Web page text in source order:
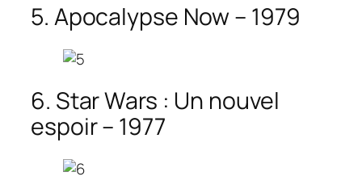
5. Apocalypse Now – 1979
6. Star Wars : Un nouvel
espoir – 1977